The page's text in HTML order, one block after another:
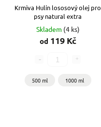
Krmiva Hulín lososový olej pro
psy natural extra
Skladem (4 ks)
od 119 Kč
500 ml 1000 ml